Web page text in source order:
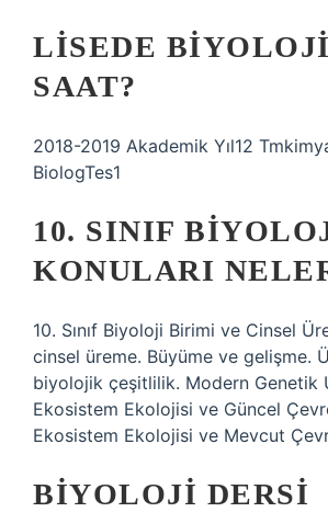
LISEDE
SAAT?
2018-2019 Akademik Yıl12
BiologTes1
10. SINIF
KONULARI
10. Sınıf Biyoloji Birimi ve Cinsel
cinsel üreme. Büyüme ve gelişme.
biyolojik çeşitlilik. Modern Genetik
Ekosistem Ekolojisi ve Güncel
Ekosistem Ekolojisi ve Mevcut
BIYOLOJI DERSI